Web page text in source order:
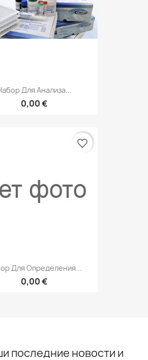
Для Анализа...
0,00 €
Для Определения...
0,00 €
favorite_border
последние новости и